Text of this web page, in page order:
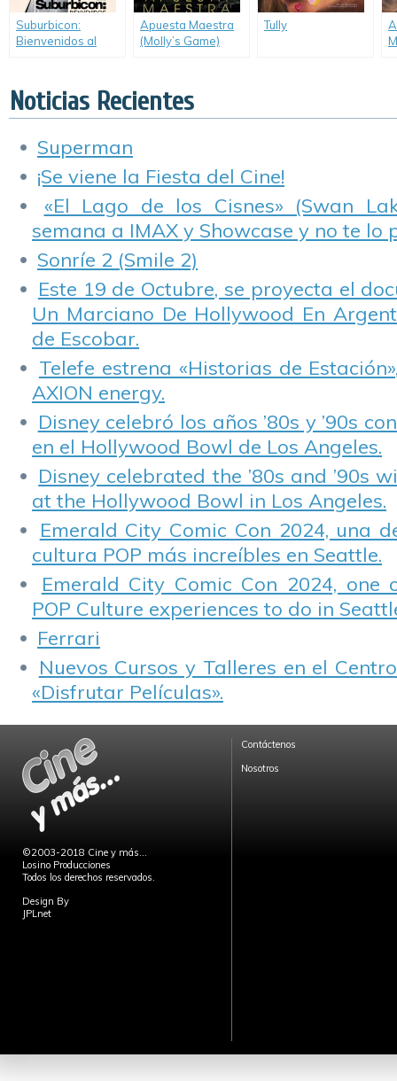
Suburbicon:
Bienvenidos al
Apuesta Maestra
(Molly’s Game)
Tully
Noticias Recientes
Superman
¡Se viene la Fiesta del Cine!
«El Lago de los Cisnes» (Swan
semana a IMAX y Showcase y no te lo
Sonríe 2 (Smile 2)
Este 19 de Octubre, se proyecta el
Un Marciano De Hollywood En
de Escobar.
Telefe estrena «Historias de
AXION energy.
Disney celebró los años ’80s y ’90s
en el Hollywood Bowl de Los Angeles.
Disney celebrated the ’80s and ’90s
at the Hollywood Bowl in Los Angeles.
Emerald City Comic Con 2024, una
cultura POP más increíbles en Seattle.
Emerald City Comic Con 2024,
POP Culture experiences to do in
Ferrari
Nuevos Cursos y Talleres en el
«Disfrutar Películas».
©2003-2018 Cine y más...
Losino Producciones
Todos los derechos reservados.
Design By
JPLnet
Contáctenos
Nosotros